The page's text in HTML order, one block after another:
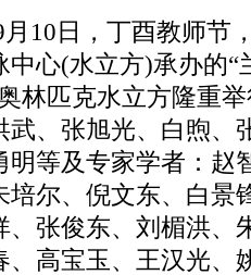
日，丁酉教师节
中心(水立方)承办
林匹克水立方隆重
武、张旭光、白煦、
明等及专家学者：赵
培尔、倪文东、白景
、张俊东、刘楣洪、
、高宝玉、王汉光、